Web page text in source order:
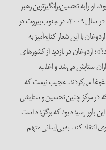
او را به تحسین‌برانگیزترین رهبر
در خیابان‌های جهان عرب تبدیل کرد: در سال ۲۰۰۹، در جنوب بیروت در
با این شعار کنایه‌آمیز به
اردوغان در بازدید از کشورهای
ستایش می‌شد و اغلب،
غوغا می‌کردند. عجیب نیست که
در مرکز چنین تحسین و ستایشی
باور رسیده بود که برگزیده است
کند، به بی‌ایمانی متهم